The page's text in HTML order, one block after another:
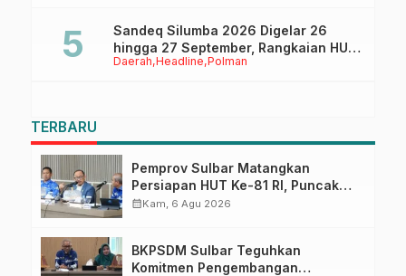
Daerah Headline Polman
Sandeq Silumba 2026 Digelar 26
hingga 27 September, Rangkaian HUT
Sulbar
TERBARU
Pemprov Sulbar Matangkan
Persiapan HUT Ke-81 RI, Puncak
Upacara di Lapangan Ahmad
calendar_monthKam, 6 Agu 2026
BKPSDM Sulbar Teguhkan
Komitmen Pengembangan